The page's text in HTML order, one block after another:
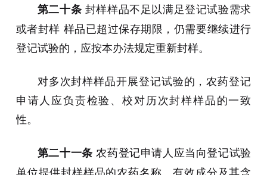
第二十条 封样样品不足以满足登记试验需求
或者封样 样品已超过保存期限，仍需要继续进行
登记试验的，应按本办法规定重新封样。
对多次封样样品开展登记试验的，农药登记
申请人应负责检验、校对历次封样样品的一致
性。
第二十一条 农药登记申请人应当向登记试验
单位提供封样样品的农药名称、有效成分及其含